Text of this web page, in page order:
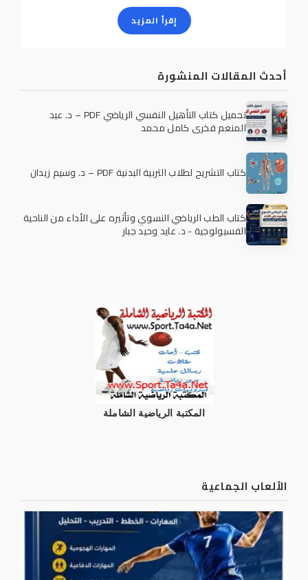
إقرأ المزيد
أحدث المقالات المنشورة
تحميل كتاب التأهيل النفسي الرياضي PDF – د. عبد
المنعم فخري كامل محمد
كتاب التشريح لطلاب التربية البدنية PDF – د. وسيم زيدان
كتاب الطب الرياضي النسوي وتأثيره على الأداء من الناحية
الفسيولوجية - د. عايد وحيد جبار
المكتبة الرياضية الشاملة
الألعاب الجماعية